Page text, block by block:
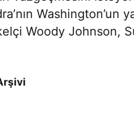
Washington’un
Woody Johnson,